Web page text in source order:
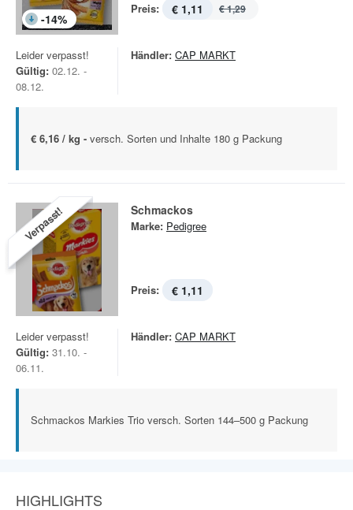
-14%
Preis: € 1,11 € 1,29
Leider verpasst!
Gültig: 02.12. -
08.12.
Händler: CAP MARKT
€ 6,16 / kg - versch. Sorten und Inhalte 180 g Packung
Verpasst! Schmackos
Marke: Pedigree
Preis: € 1,11
Leider verpasst!
Gültig: 31.10. -
06.11.
Händler: CAP MARKT
Schmackos Markies Trio versch. Sorten 144–500 g Packung
HIGHLIGHTS